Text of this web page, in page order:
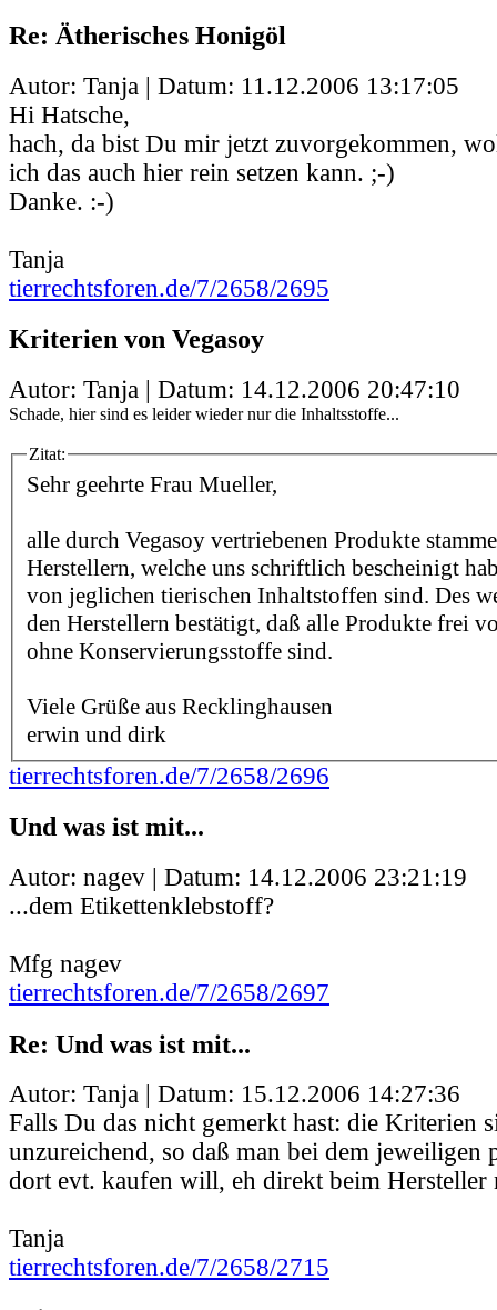
Re: Ätherisches Honigöl
Autor: Tanja | Datum: 11.12.2006 13:17:05
Hi Hatsche,
hach, da bist Du mir jetzt zuvorgekommen,
ich das auch hier rein setzen kann. ;-)
Danke. :-)
Tanja
tierrechtsforen.de/7/2658/2695
Kriterien von Vegasoy
Autor: Tanja | Datum: 14.12.2006 20:47:10
Schade, hier sind es leider wieder nur die Inhaltsstoffe...
Zitat:
Sehr geehrte Frau Mueller,
alle durch Vegasoy vertriebenen Produkte
Herstellern, welche uns schriftlich bescheinigt
von jeglichen tierischen Inhaltstoffen sind. Des
den Herstellern bestätigt, daß alle Produkte frei
ohne Konservierungsstoffe sind.
Viele Grüße aus Recklinghausen
erwin und dirk
tierrechtsforen.de/7/2658/2696
Und was ist mit...
Autor: nagev | Datum: 14.12.2006 23:21:19
...dem Etikettenklebstoff?
Mfg nagev
tierrechtsforen.de/7/2658/2697
Re: Und was ist mit...
Autor: Tanja | Datum: 15.12.2006 14:27:36
Falls Du das nicht gemerkt hast: die Kriterien
unzureichend, so daß man bei dem jeweiligen
dort evt. kaufen will, eh direkt beim Hersteller
Tanja
tierrechtsforen.de/7/2658/2715